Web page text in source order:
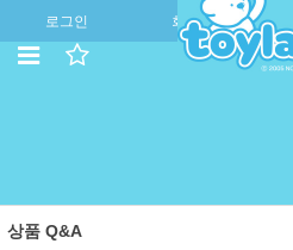
로그인 회원가입
상품 Q&A